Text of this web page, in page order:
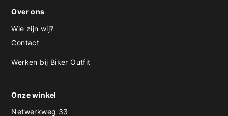
Over ons
Wie zijn wij?
Contact
Werken bij Biker Outfit
Onze winkel
Netwerkweg 33